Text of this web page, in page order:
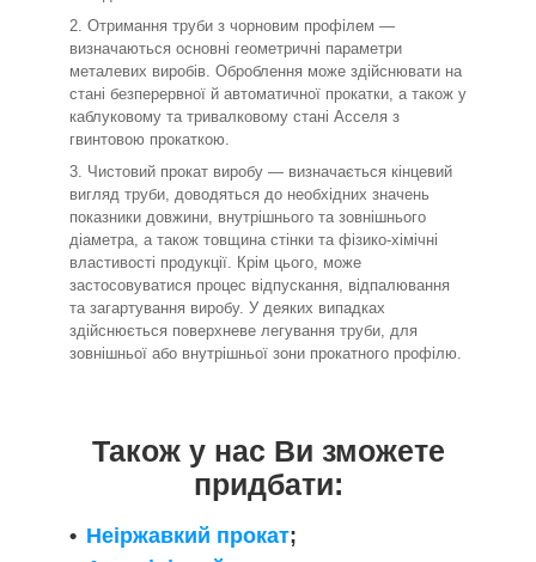
Отримання труби з чорновим профілем —
визначаються основні геометричні параметри
металевих виробів. Оброблення може здійснювати на
стані безперервної й автоматичної прокатки, а також у
каблуковому та тривалковому стані Асселя з
гвинтовою прокаткою.
Чистовий прокат виробу — визначається кінцевий
вигляд труби, доводяться до необхідних значень
показники довжини, внутрішнього та зовнішнього
діаметра, а також товщина стінки та фізико-хімічні
властивості продукції. Крім цього, може
застосовуватися процес відпускання, відпалювання
та загартування виробу. У деяких випадках
здійснюється поверхневе легування труби, для
зовнішньої або внутрішньої зони прокатного профілю.
Також у нас Ви зможете
придбати:
Неіржавкий прокат;